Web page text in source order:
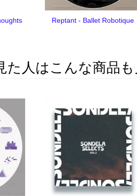
Reptant - Ballet Robotique
た人はこんな商品